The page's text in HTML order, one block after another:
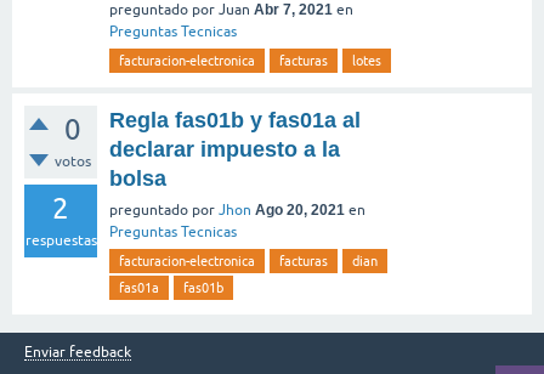
preguntado por Juan Abr 7, 2021 en
Preguntas Tecnicas
facturacion-electronica facturas lotes
0
votos
2
respuestas
Regla fas01b y fas01a al
declarar impuesto a la
bolsa
preguntado por Jhon Ago 20, 2021 en
Preguntas Tecnicas
facturacion-electronica facturas
dian
fas01a
fas01b
Enviar feedback